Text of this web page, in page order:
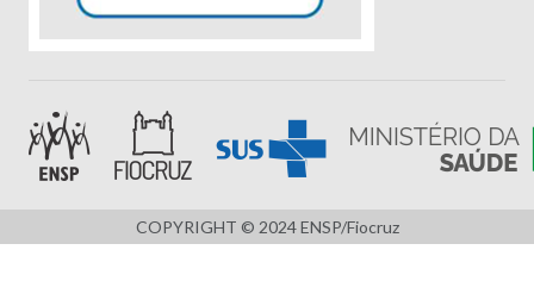
COPYRIGHT © 2024 ENSP/Fiocruz